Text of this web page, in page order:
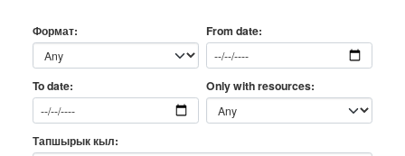
Формат From date
To date Only with resources
Тапшырык кыл